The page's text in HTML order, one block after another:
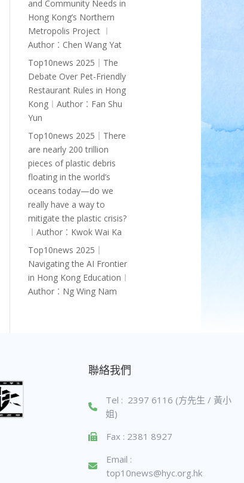
and Community Needs in
Hong Kong’s Northern
Metropolis Project ︱
Author︰Chen Wang Yat
Top10news 2025｜The
Debate Over Pet-Friendly
Restaurant Rules in Hong
Kong︱Author︰Fan Shu
Yun
Top10news 2025｜There
are nearly 200 trillion
pieces of plastic debris
floating in the world’s
oceans today—do we
really have a way to
mitigate the plastic crisis?
︱Author︰Kwok Wai Ka
Top10news 2025｜
Navigating the AI Frontier
in Hong Kong Education︱
Author︰Ng Wing Nam
聯絡我們
Tel : 2397 6116 (方先生 / 黃小
姐)
Fax : 2381 8927
Email :
top10news@hyc.org.hk